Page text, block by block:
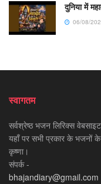
दुनिया में
06/08/
स्वागतम
सर्वश्रेष्ठ भजन लिरिक्स
यहाँ पर सभी प्रकार के भजनों
कृष्णा।
संपर्क -
bhajandiary@gmail.com